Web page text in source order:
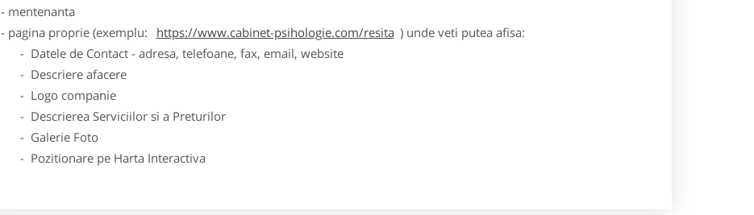
- mentenanta
- pagina proprie (exemplu:
https://www.cabinet-psihologie.com/resita ) unde veti putea afisa:
- Datele de Contact - adresa, telefoane, fax, email, website
- Descriere afacere
- Logo companie
- Descrierea Serviciilor si a Preturilor
- Galerie Foto
- Pozitionare pe Harta Interactiva